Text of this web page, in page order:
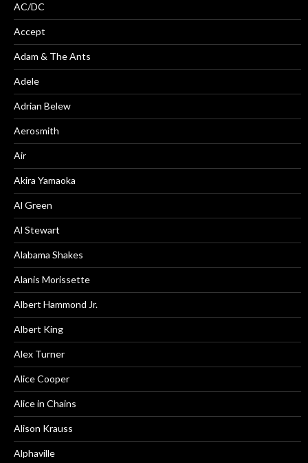
AC/DC
Accept
Adam & The Ants
Adele
Adrian Belew
Aerosmith
Air
Akira Yamaoka
Al Green
Al Stewart
Alabama Shakes
Alanis Morissette
Albert Hammond Jr.
Albert King
Alex Turner
Alice Cooper
Alice in Chains
Alison Krauss
Alphaville